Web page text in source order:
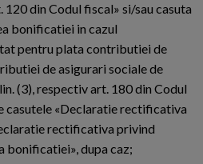
din Codul fiscal» si/sau casuta
bonificatiei in cazul
pentru plata contributiei de
de asigurari sociale de
(3), respectiv art. 180 din Codul
casutele «Declaratie rectificativa
rectificativa privind
bonificatiei», dupa caz;